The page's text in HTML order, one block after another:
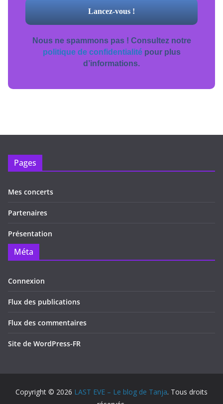
Nous ne spammons pas ! Consultez notre
politique de confidentialitépour plus
d’informations.
Pages
Mes concerts
Partenaires
Présentation
Méta
Connexion
Flux des publications
Flux des commentaires
Site de WordPress-FR
Copyright © 2026 LAST EVE – Le blog de Tanja. Tous droits